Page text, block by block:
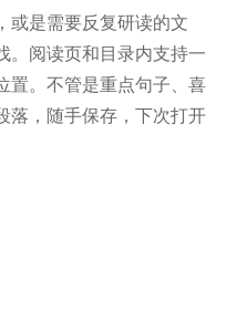
或是需要反复研读的文
。阅读页和目录内支持一
置。不管是重点句子、喜
落，随手保存，下次打开